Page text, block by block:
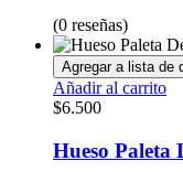
(0 reseñas)
Agregar a lista de
Añadir al carrito
$6.500
Hueso Paleta